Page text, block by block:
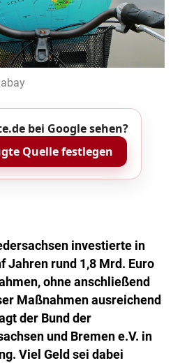
bei Google sehen?
Quelle festlegen
investierte in
Jahren rund 1,8 Mrd. Euro
ohne anschließend
Maßnahmen ausreichend
der Bund der
und Bremen e.V. in
Viel Geld sei dabei